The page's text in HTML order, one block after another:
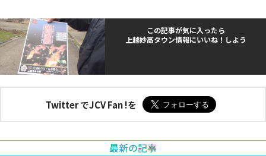
この記事が気に入ったら
上越妙高タウン情報にいいね！しよう
Twitter でJCV Fan !を
最新の記事